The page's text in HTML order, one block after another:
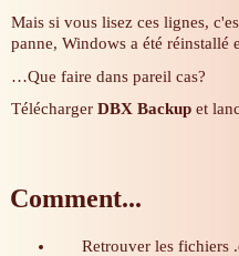
Mais si vous lisez ces lignes,
panne, Windows a été
…Que faire dans pareil cas?
TéléchargerDBX Backup et
Comment...
Retrouver les fichiers